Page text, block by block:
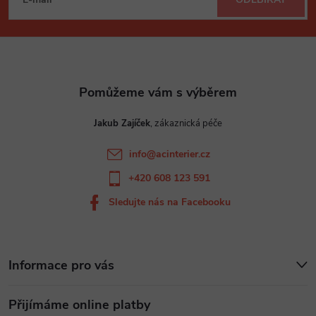
p
Informace pro vás
Přijímáme online platby
Jakub Zajíček
info@acinterier.cz
+420 608 123 591
Sledujte nás na Facebooku